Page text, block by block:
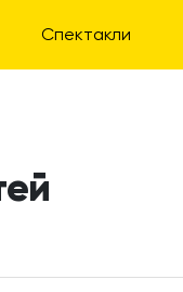
Спектакли